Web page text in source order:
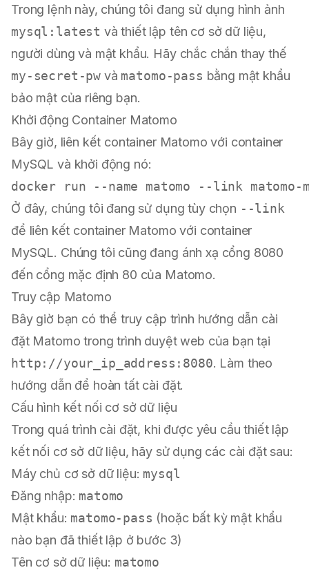
Trong lệnh này, chúng tôi đang sử dụng hình ảnh
mysql:latest và thiết lập tên cơ sở dữ liệu,
người dùng và mật khẩu. Hãy chắc chắn thay thế
my-secret-pw và matomo-pass bằng mật khẩu
bảo mật của riêng bạn.
Khởi động Container Matomo
Bây giờ, liên kết container Matomo với container
MySQL và khởi động nó:
Ở đây, chúng tôi đang sử dụng tùy chọn --link
để liên kết container Matomo với container
MySQL. Chúng tôi cũng đang ánh xạ cổng 8080
đến cổng mặc định 80 của Matomo.
Truy cập Matomo
Bây giờ bạn có thể truy cập trình hướng dẫn cài
đặt Matomo trong trình duyệt web của bạn tại
http://your_ip_address:8080. Làm theo
hướng dẫn để hoàn tất cài đặt.
Cấu hình kết nối cơ sở dữ liệu
Trong quá trình cài đặt, khi được yêu cầu thiết lập
kết nối cơ sở dữ liệu, hãy sử dụng các cài đặt sau:
Máy chủ cơ sở dữ liệu: mysql
Đăng nhập: matomo
Mật khẩu: matomo-pass (hoặc bất kỳ mật khẩu
nào bạn đã thiết lập ở bước 3)
Tên cơ sở dữ liệu: matomo